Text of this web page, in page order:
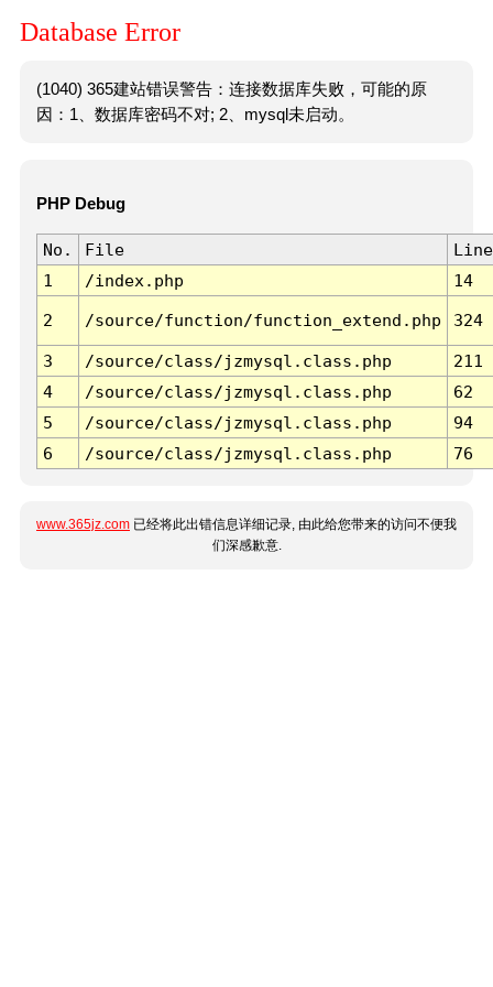
Database Error
(1040) 365建站错误警告：连接数据库失败，可能的原
因：1、数据库密码不对; 2、mysql未启动。
PHP Debug
No. File
Line
1
/index.php 14
2 /source/function/function_extend.php 324
3 /source/class/jzmysql.class.php
211
4
/source/class/jzmysql.class.php
62
5
/source/class/jzmysql.class.php
94
6
/source/class/jzmysql.class.php 76
www.365jz.com 已经将此出错信息详细记录, 由此给您带来的访问不便我
们深感歉意.